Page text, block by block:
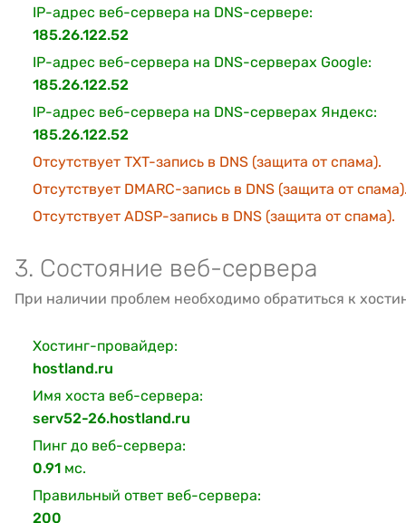
IP-адрес веб-сервера на DNS-сервере:
185.26.122.52
IP-адрес веб-сервера на DNS-серверах Google:
185.26.122.52
IP-адрес веб-сервера на DNS-серверах Яндекс:
185.26.122.52
Отсутствует TXT-запись в DNS (защита от спама).
Отсутствует DMARC-запись в DNS (защита от
Отсутствует ADSP-запись в DNS (защита от спама).
3. Состояние веб-сервера
При наличии проблем необходимо обратиться к
Хостинг-провайдер:
hostland.ru
Имя хоста веб-сервера:
serv52-26.hostland.ru
Пинг до веб-сервера:
0.91 мс.
Правильный ответ веб-сервера:
200